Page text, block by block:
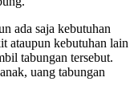
ada saja kebutuhan
ataupun kebutuhan lain
tabungan tersebut.
uang tabungan